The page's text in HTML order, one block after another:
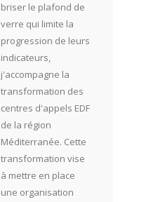
briser le plafond de
verre qui limite la
progression de leurs
indicateurs,
j'accompagne la
transformation des
centres d'appels EDF
de la région
Méditerranée. Cette
transformation vise
à mettre en place
une organisation